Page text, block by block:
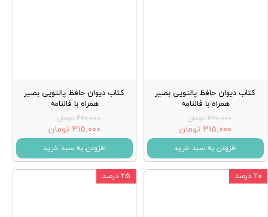
کتاب دیوان حافظ پالتویی بصیر
همراه با فالنامه
۴۲۰,۰۰۰ تومان
۳۱۵,۰۰۰ تومان
افزودن به سبد خرید
کتاب دیوان حافظ پالتویی بصیر
همراه با فالنامه
۴۲۰,۰۰۰ تومان
۳۱۵,۰۰۰ تومان
افزودن به سبد خرید
۲۰ درصد ۲۵ درصد